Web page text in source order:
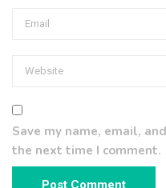
Save my name, email,
the next time I comment.